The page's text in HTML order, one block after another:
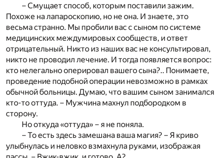
– Смущает способ, которым поставили зажим.
Похоже на лапароскопию, но не она. И знаете, это
весьма странно. Мы пробили вас с сыном по системе
медицинских междумировых сообществ, и ответ
отрицательный. Никто из наших вас не консультировал,
никто не проводил лечение. И тогда появляется вопрос:
кто нелегально оперировал вашего сына?.. Понимаете,
проведение подобной операции невозможно в рамках
обычной больницы. Думаю, что вашим сыном занимался
кто-то оттуда. – Мужчина махнул подбородком в
сторону.
Но откуда «оттуда» – я не поняла.
– То есть здесь замешана ваша магия? – Я криво
улыбнулась и неловко взмахнула руками, изображая